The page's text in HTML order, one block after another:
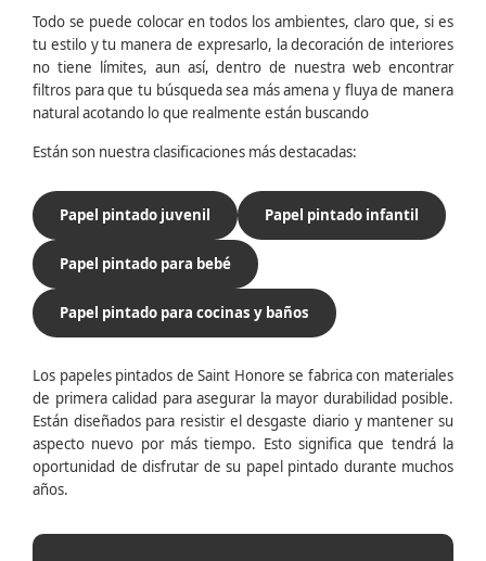
Todo se puede colocar en todos los ambientes, claro que, si es
tu estilo y tu manera de expresarlo, la decoración de interiores
no tiene límites, aun así, dentro de nuestra web encontrar
filtros para que tu búsqueda sea más amena y fluya de manera
natural acotando lo que realmente están buscando
Están son nuestra clasificaciones más destacadas:
Papel pintado juvenil Papel pintado infantil
Papel pintado para bebé
Papel pintado para cocinas y baños
Los papeles pintados de Saint Honore se fabrica con materiales
de primera calidad para asegurar la mayor durabilidad posible.
Están diseñados para resistir el desgaste diario y mantener su
aspecto nuevo por más tiempo. Esto significa que tendrá la
oportunidad de disfrutar de su papel pintado durante muchos
años.